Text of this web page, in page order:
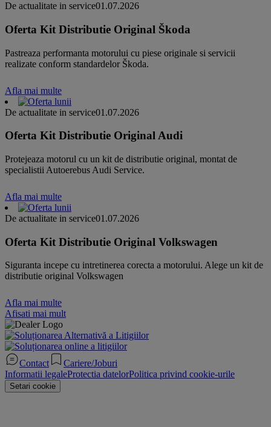
De actualitate in service01.07.2026
Oferta Kit Distributie Original Škoda
Pastreaza performanta motorului cu piese originale si servicii
realizate conform standardelor Škoda.
Afla mai multe
De actualitate in service01.07.2026
Oferta Kit Distributie Original Audi
Protejeaza motorul cu un kit de distributie original, montat de
specialistii Autoerebus Audi Service.
Afla mai multe
De actualitate in service01.07.2026
Oferta Kit Distributie Original Volkswagen
Siguranta incepe cu intretinerea corecta a motorului. Alege un kit de
distributie original Volkswagen
Afla mai multe
Afisati mai mult
Contact
Cariere/Joburi
Informatii legaleProtectia datelorPolitica privind cookie-urile
Setari cookie